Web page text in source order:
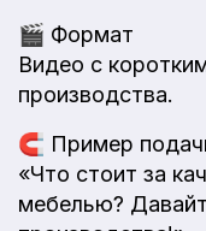
🎬 Формат
Видео с
производства.
🧲 Пример
«Что стоит за
мебелью?